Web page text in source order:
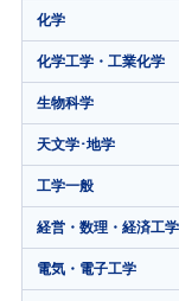
化学
化学工学・工業化学
生物科学
天文学･地学
工学一般
経営・数理・経済工学
電気・電子工学